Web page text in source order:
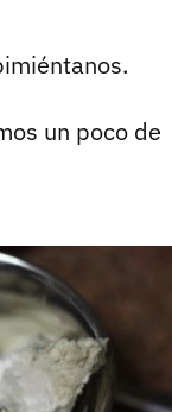
un poco de